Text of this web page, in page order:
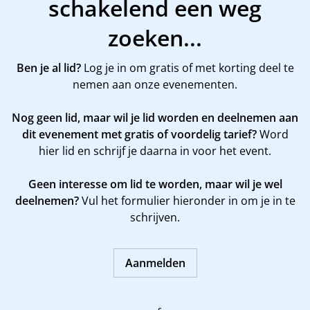
schakelend een weg
zoeken...
Ben je al lid?Log je in om gratis of met korting deel te
nemen aan onze evenementen.
Nog geen lid, maar wil je lid worden en deelnemen aan
dit evenement met gratis of voordelig tarief?Word
hier lid en schrijf je daarna in voor het event.
Geen interesse om lid te worden, maar wil je wel
deelnemen?Vul het formulier hieronder in om je in te
schrijven.
Aanmelden